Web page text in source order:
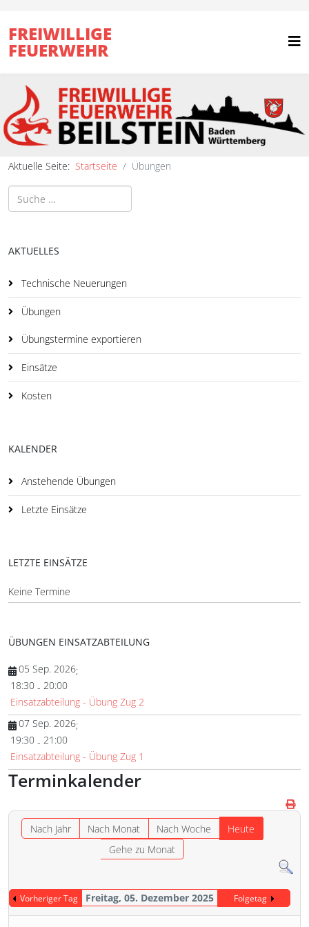
FREIWILLIGE
FEUERWEHR
Aktuelle Seite: Startseite Übungen
Suchen
AKTUELLES
Technische Neuerungen
Übungen
Übungstermine exportieren
Einsätze
Kosten
KALENDER
Anstehende Übungen
Letzte Einsätze
LETZTE EINSÄTZE
Keine Termine
ÜBUNGEN EINSATZABTEILUNG
05 Sep. 2026;
18:30 - 20:00
Einsatzabteilung - Übung Zug 2
07 Sep. 2026;
19:30 - 21:00
Einsatzabteilung - Übung Zug 1
Terminkalender
Nach Jahr Nach Monat Nach Woche
Heute
Gehe zu Monat
Vorheriger Tag Freitag, 05. Dezember 2025 Folgetag